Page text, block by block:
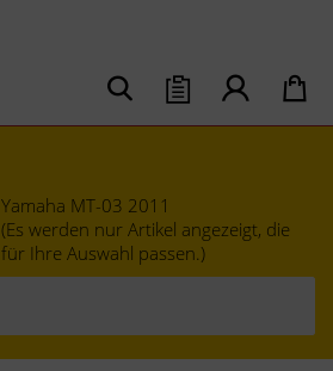
Yamaha MT-03 2011
(Es werden nur Artikel angezeigt, die
für Ihre Auswahl passen.)